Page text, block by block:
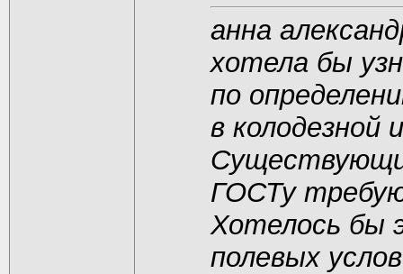
анна
хотела бы
по
в колодезной
ГОСТу
Хотелось бы
полевых